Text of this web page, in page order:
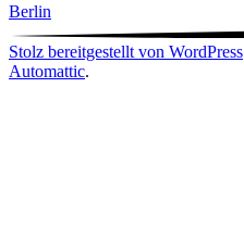
Berlin
Stolz bereitgestellt von WordPress
Automattic.